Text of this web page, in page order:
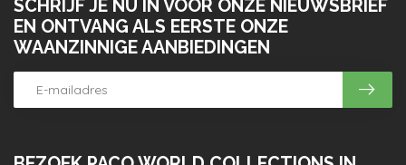
SCHRIJF JE NU IN VOOR ONZE NIEUWSBRIEF
EN ONTVANG ALS EERSTE ONZE
WAANZINNIGE AANBIEDINGEN